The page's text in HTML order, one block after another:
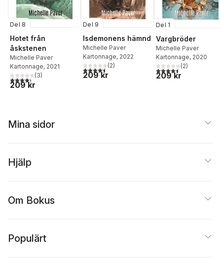
Del 8
Hotet från
åskstenen
Michelle Paver
Kartonnage, 2021
4,3utav 5 stjärnor. Totalt antal röster:
(3)
209 kr
Del 9
Isdemonens hämnd
Michelle Paver
Kartonnage, 2022
4,5utav 5 stjärnor. Totalt antal röster:
(2)
209 kr
Del 1
Vargbröder
Michelle Paver
Kartonnage, 2020
4,5utav 5 stjärnor.
(2)
209 kr
Mina sidor
Hjälp
Om Bokus
Populärt